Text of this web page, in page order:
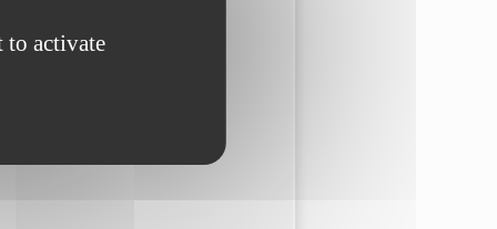
to activate